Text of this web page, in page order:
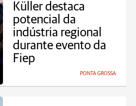
Küller destaca
potencial da
indústria regional
durante evento da
Fiep
PONTA GROSSA